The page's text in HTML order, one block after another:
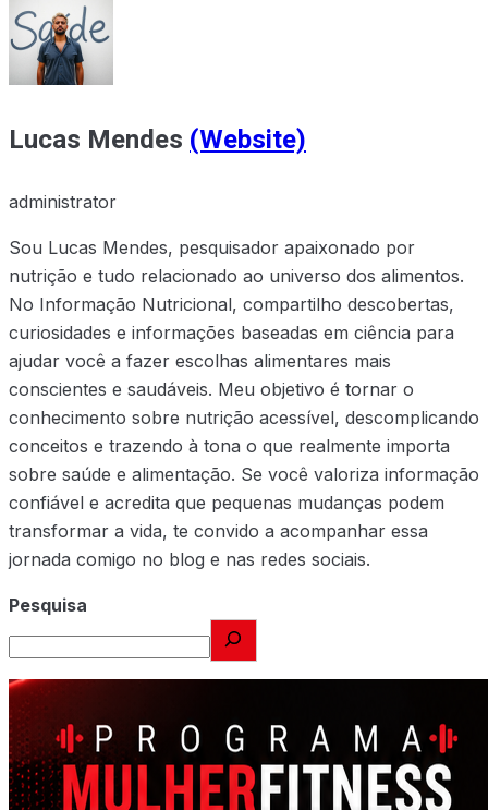
Lucas Mendes (Website)
administrator
Sou Lucas Mendes, pesquisador apaixonado por
nutrição e tudo relacionado ao universo dos alimentos.
No Informação Nutricional, compartilho descobertas,
curiosidades e informações baseadas em ciência para
ajudar você a fazer escolhas alimentares mais
conscientes e saudáveis. Meu objetivo é tornar o
conhecimento sobre nutrição acessível, descomplicando
conceitos e trazendo à tona o que realmente importa
sobre saúde e alimentação. Se você valoriza informação
confiável e acredita que pequenas mudanças podem
transformar a vida, te convido a acompanhar essa
jornada comigo no blog e nas redes sociais.
Pesquisa